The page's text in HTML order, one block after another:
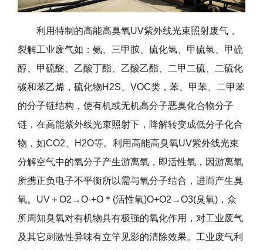
利用特制的高能高臭氧UV紫外线光束照射废气，
裂解工业废气如：氨、三甲胺、硫化氢、甲硫氢、甲硫
醇、甲硫醚、乙酸丁酯、乙酸乙酯、二甲二硫、二硫化
碳和苯乙烯，硫化物H2S、VOC类，苯、甲苯、二甲苯
的分子链结构，使有机或无机高分子恶臭化合物分子
链，在高能紫外线光束照射下，降解转变成低分子化合
物，如CO2、H2O等。利用高能高臭氧UV紫外线光束
分解空气中的氧分子产生游离氧，即活性氧，因游离氧
所携正负电子不平衡所以需与氧分子结合，进而产生臭
氧。UV＋O2→O-+O＊(活性氧)O+O2→O3(臭氧)，众
所周知臭氧对有机物具有极强的氧化作用，对工业废气
及其它刺激性异味有立竿见影的清除效果。工业废气利